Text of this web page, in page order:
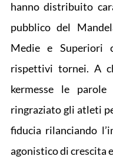
hanno distribuito
pubblico del
Medie e Superiori
rispettivi tornei. A
kermesse le
ringraziato gli atleti
fiducia rilanciando
agonistico di crescita